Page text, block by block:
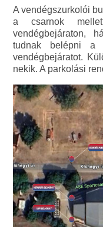
A vendégszurkolói
a csarnok
vendégbejáraton,
tudnak belépni a
vendégbejáratot.
nekik. A parkolási